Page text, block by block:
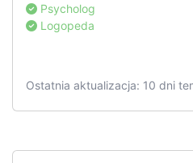
Psycholog
Logopeda
Ostatnia aktualizacja: 10 dni